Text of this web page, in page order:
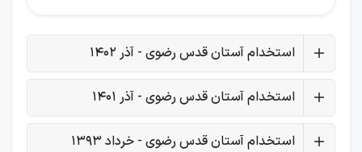
استخدام آستان قدس رضوی - آذر 1402
استخدام آستان قدس رضوی - آذر 1401
استخدام آستان قدس رضوی - خرداد 1393